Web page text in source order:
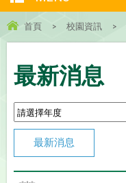
首頁 > 校園資訊 >
最新消息
最新消息